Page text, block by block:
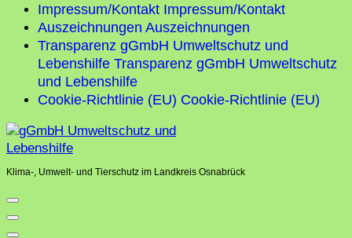
Impressum/Kontakt Impressum/Kontakt
Auszeichnungen Auszeichnungen
Transparenz gGmbH Umweltschutz und
Lebenshilfe Transparenz gGmbH Umweltschutz
und Lebenshilfe
Cookie-Richtlinie (EU) Cookie-Richtlinie (EU)
Klima-, Umwelt- und Tierschutz im Landkreis Osnabrück